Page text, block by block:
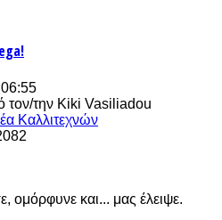
τον/την Kiki Vasiliadou
Καλλιτεχνών
ομόρφυνε και... μας έλειψε.